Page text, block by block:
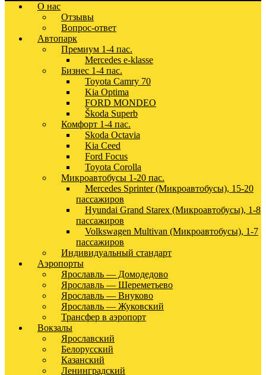
О нас
Отзывы
Вопрос-ответ
Автопарк
Премиум 1-4 пас.
Mercedes e-klasse
Бизнес 1-4 пас.
Toyota Camry 70
Kia Optima
FORD MONDEO
Škoda Superb
Комфорт 1-4 пас.
Skoda Octavia
Kia Ceed
Ford Focus
Toyota Corolla
Микроавтобусы 1-20 пас.
Mercedes Sprinter (Микроавтобусы), 15-20
пассажиров
Hyundai Grand Starex (Микроавтобусы), 1-8
пассажиров
Volkswagen Multivan (Микроавтобусы), 1-7
пассажиров
Индивидуальный стандарт
Аэропорты
Ярославль — Домодедово
Ярославль — Шереметьево
Ярославль — Внуково
Ярославль — Жуковский
Трансфер в аэропорт
Вокзалы
Ярославский
Белорусский
Казанский
Ленинградский